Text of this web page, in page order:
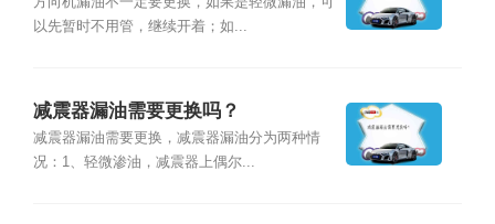
以先暂时不用管，继续开着；如...
减震器漏油需要更换吗？
减震器漏油需要更换，减震器漏油分为两种情
况：1、轻微渗油，减震器上偶尔...